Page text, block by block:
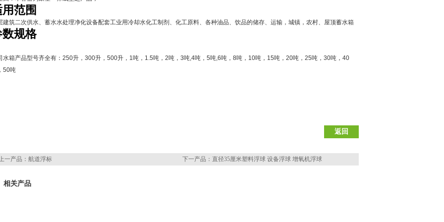
范围
建筑二次供水、蓄水水处理净化设备配套工业用冷却水化工制剂、化工原料、各种油品、饮品的储存、运输，城镇，农村、屋顶蓄水箱
数规格
水箱产品型号齐全有： 250升， 300升， 500升， 1吨， 1.5吨， 2吨， 3吨,4吨， 5吨,6吨， 8吨， 10吨， 15吨， 20吨， 25吨， 30吨， 40
50吨
返回
一产品： 航道浮标 下一产品： 直径35厘米塑料浮球 设备浮球 增氧机浮球
相关产品